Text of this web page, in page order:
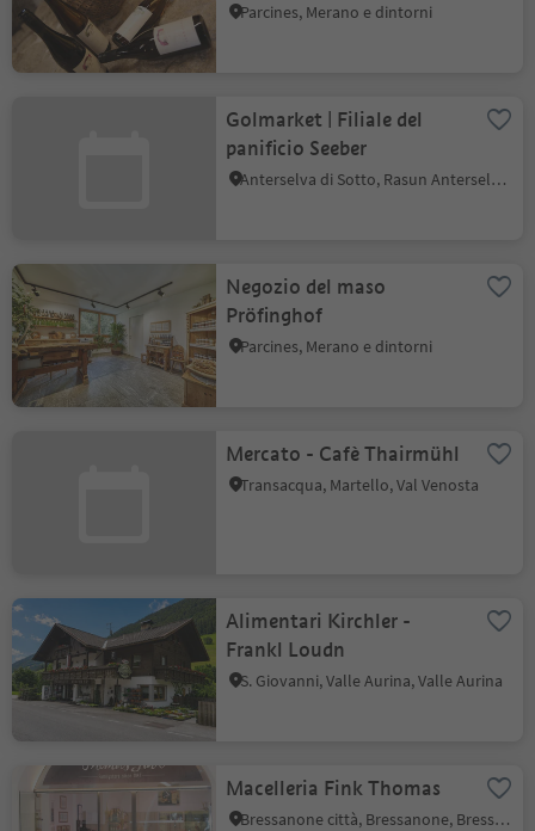
Parcines, Merano e dintorni
Golmarket | Filiale del
panificio Seeber
Anterselva di Sotto, Rasun Anterselva, Regione dolomitica Plan de Corones
Negozio del maso
Pröfinghof
Parcines, Merano e dintorni
Mercato - Cafè Thairmühl
Transacqua, Martello, Val Venosta
Alimentari Kirchler -
Frankl Loudn
S. Giovanni, Valle Aurina, Valle Aurina
Macelleria Fink Thomas
Bressanone città, Bressanone, Bressanone e dintorni